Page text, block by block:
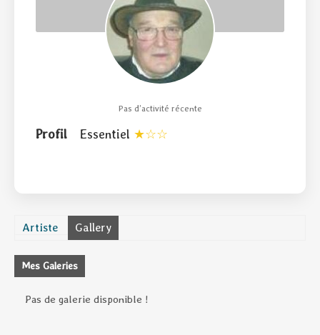
Pas d’activité récente
Profil Essentiel
Artiste Gallery
Mes Galeries
Pas de galerie disponible !